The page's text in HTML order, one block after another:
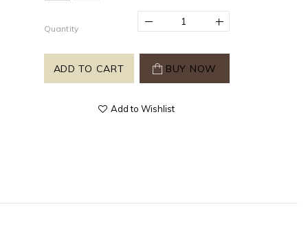
Quantity
ADD TO CART BUY NOW
Add to Wishlist